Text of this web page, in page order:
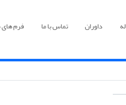
داوران تماس با ما فرم